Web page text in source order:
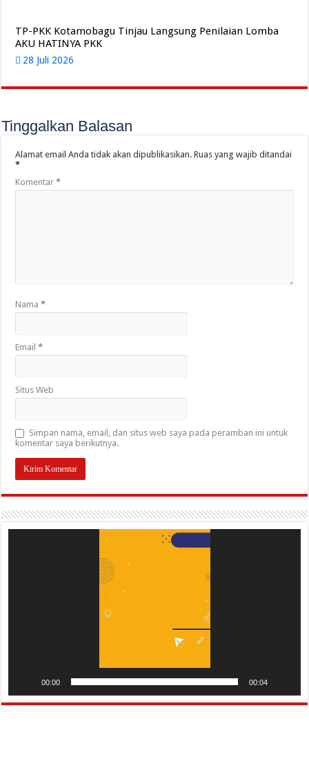
TP-PKK Kotamobagu Tinjau Langsung Penilaian Lomba
AKU HATINYA PKK
28 Juli 2026
Tinggalkan Balasan
Alamat email Anda tidak akan dipublikasikan. Ruas yang wajib ditandai
*
Komentar*
Nama*
Email*
Situs Web
Simpan nama, email, dan situs web saya pada peramban ini untuk
komentar saya berikutnya.
00:00 00:04